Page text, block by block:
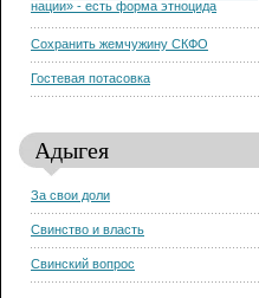
нации» - есть форма этноцида
Сохранить жемчужину СКФО
Гостевая потасовка
Адыгея
За свои доли
Свинство и власть
Свинский вопрос